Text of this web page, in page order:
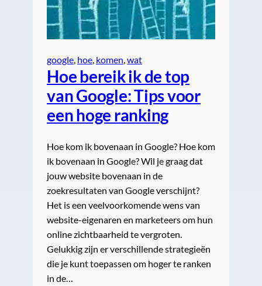
google, hoe, komen, wat
Hoe bereik ik de top
van Google: Tips voor
een hoge ranking
Hoe kom ik bovenaan in Google? Hoe kom
ik bovenaan in Google? Wil je graag dat
jouw website bovenaan in de
zoekresultaten van Google verschijnt?
Het is een veelvoorkomende wens van
website-eigenaren en marketeers om hun
online zichtbaarheid te vergroten.
Gelukkig zijn er verschillende strategieën
die je kunt toepassen om hoger te ranken
in de…